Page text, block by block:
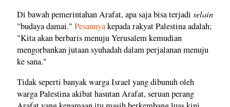
Di bawah pemerintahan Arafat, apa saja bisa terjadi selain
"budaya damai." Pesannyakepada rakyat Palestina adalah;
"Kita akan berbaris menuju Yerusalem kemudian
mengorbankan jutaan syuhadah dalam perjalanan menuju
ke sana."
Tidak seperti banyak warga Israel yang dibunuh oleh
warga Palestina akibat hasutan Arafat, seruan perang